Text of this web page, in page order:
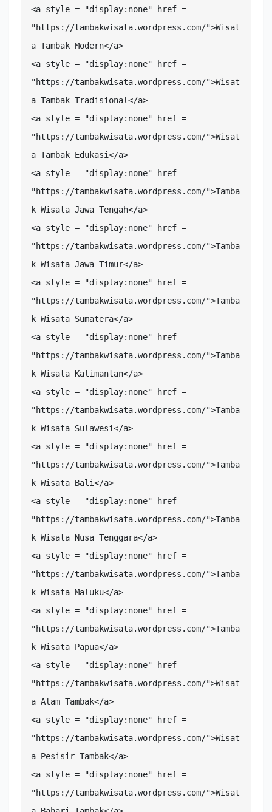
<a style = "display:none" href =
"https://tambakwisata.wordpress.com/">Wisat
a Tambak Modern</a>
<a style = "display:none" href =
"https://tambakwisata.wordpress.com/">Wisat
a Tambak Tradisional</a>
<a style = "display:none" href =
"https://tambakwisata.wordpress.com/">Wisat
a Tambak Edukasi</a>
<a style = "display:none" href =
"https://tambakwisata.wordpress.com/">Tamba
k Wisata Jawa Tengah</a>
<a style = "display:none" href =
"https://tambakwisata.wordpress.com/">Tamba
k Wisata Jawa Timur</a>
<a style = "display:none" href =
"https://tambakwisata.wordpress.com/">Tamba
k Wisata Sumatera</a>
<a style = "display:none" href =
"https://tambakwisata.wordpress.com/">Tamba
k Wisata Kalimantan</a>
<a style = "display:none" href =
"https://tambakwisata.wordpress.com/">Tamba
k Wisata Sulawesi</a>
<a style = "display:none" href =
"https://tambakwisata.wordpress.com/">Tamba
k Wisata Bali</a>
<a style = "display:none" href =
"https://tambakwisata.wordpress.com/">Tamba
k Wisata Nusa Tenggara</a>
<a style = "display:none" href =
"https://tambakwisata.wordpress.com/">Tamba
k Wisata Maluku</a>
<a style = "display:none" href =
"https://tambakwisata.wordpress.com/">Tamba
k Wisata Papua</a>
<a style = "display:none" href =
"https://tambakwisata.wordpress.com/">Wisat
a Alam Tambak</a>
<a style = "display:none" href =
"https://tambakwisata.wordpress.com/">Wisat
a Pesisir Tambak</a>
<a style = "display:none" href =
"https://tambakwisata.wordpress.com/">Wisat